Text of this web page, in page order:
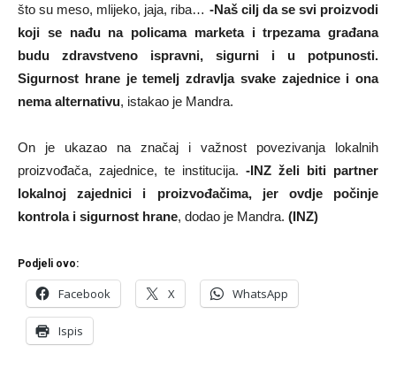
što su meso, mlijeko, jaja, riba… -Naš cilj da se svi proizvodi
koji se nađu na policama marketa i trpezama građana
budu zdravstveno ispravni, sigurni i u potpunosti.
Sigurnost hrane je temelj zdravlja svake zajednice i ona
nema alternativu, istakao je Mandra.
On je ukazao na značaj i važnost povezivanja lokalnih
proizvođača, zajednice, te institucija. -INZ želi biti partner
lokalnoj zajednici i proizvođačima, jer ovdje počinje
kontrola i sigurnost hrane, dodao je Mandra. (INZ)
Podjeli ovo:
Facebook X WhatsApp
Ispis